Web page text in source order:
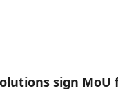
sign